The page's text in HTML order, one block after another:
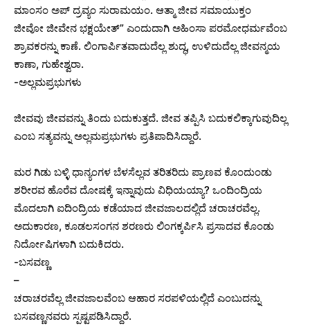
ಮಾಂಸಂ ಅಪ್ ದ್ರವ್ಯಂ ಸುರಾಮಯಂ. ಆತ್ಮಾ ಜೀವ ಸಮಾಯುಕ್ತಂ
ಜೀವೋ ಜೀವೇನ ಭಕ್ಷಯೇತ್” ಎಂದುದಾಗಿ ಅಹಿಂಸಾ ಪರಮೋಧರ್ಮವೆಂಬ
ಶ್ರಾವಕರನ್ನು ಕಾಣೆ. ಲಿಂಗಾರ್ಪಿತವಾದುದೆಲ್ಲ ಶುದ್ಧ, ಉಳಿದುದೆಲ್ಲ ಜೀವನ್ಮಯ
ಕಾಣಾ, ಗುಹೇಶ್ವರಾ.
-ಅಲ್ಲಮಪ್ರಭುಗಳು
ಜೀವವು ಜೀವವನ್ನು ತಿಂದು ಬದುಕುತ್ತದೆ. ಜೀವ ತಪ್ಪಿಸಿ ಬದುಕಲಿಕ್ಕಾಗುವುದಿಲ್ಲ
ಎಂಬ ಸತ್ಯವನ್ನು ಅಲ್ಲಮಪ್ರಭುಗಳು ಪ್ರತಿಪಾದಿಸಿದ್ದಾರೆ.
ಮರ ಗಿಡು ಬಳ್ಳಿ ಧಾನ್ಯಂಗಳ ಬೆಳಸೆಲ್ಲವ ತರಿತರಿದು ಪ್ರಾಣವ ಕೊಂದುಂಡು
ಶರೀರವ ಹೊರೆವ ದೋಷಕ್ಕೆ ಇನ್ನಾವುದು ವಿಧಿಯಯ್ಯಾ? ಒಂದಿಂದ್ರಿಯ
ಮೊದಲಾಗಿ ಐದಿಂದ್ರಿಯ ಕಡೆಯಾದ ಜೀವಜಾಲದಲ್ಲಿದೆ ಚರಾಚರವೆಲ್ಲ.
ಅದುಕಾರಣ, ಕೂಡಲಸಂಗನ ಶರಣರು ಲಿಂಗಕ್ಕರ್ಪಿಸಿ ಪ್ರಸಾದವ ಕೊಂಡು
ನಿರ್ದೋಷಿಗಳಾಗಿ ಬದುಕಿದರು.
-ಬಸವಣ್ಣ
–
ಚರಾಚರವೆಲ್ಲ ಜೀವಜಾಲವೆಂಬ ಆಹಾರ ಸರಪಳಿಯಲ್ಲಿದೆ ಎಂಬುದನ್ನು
ಬಸವಣ್ಣನವರು ಸ್ಪಷ್ಟಪಡಿಸಿದ್ದಾರೆ.